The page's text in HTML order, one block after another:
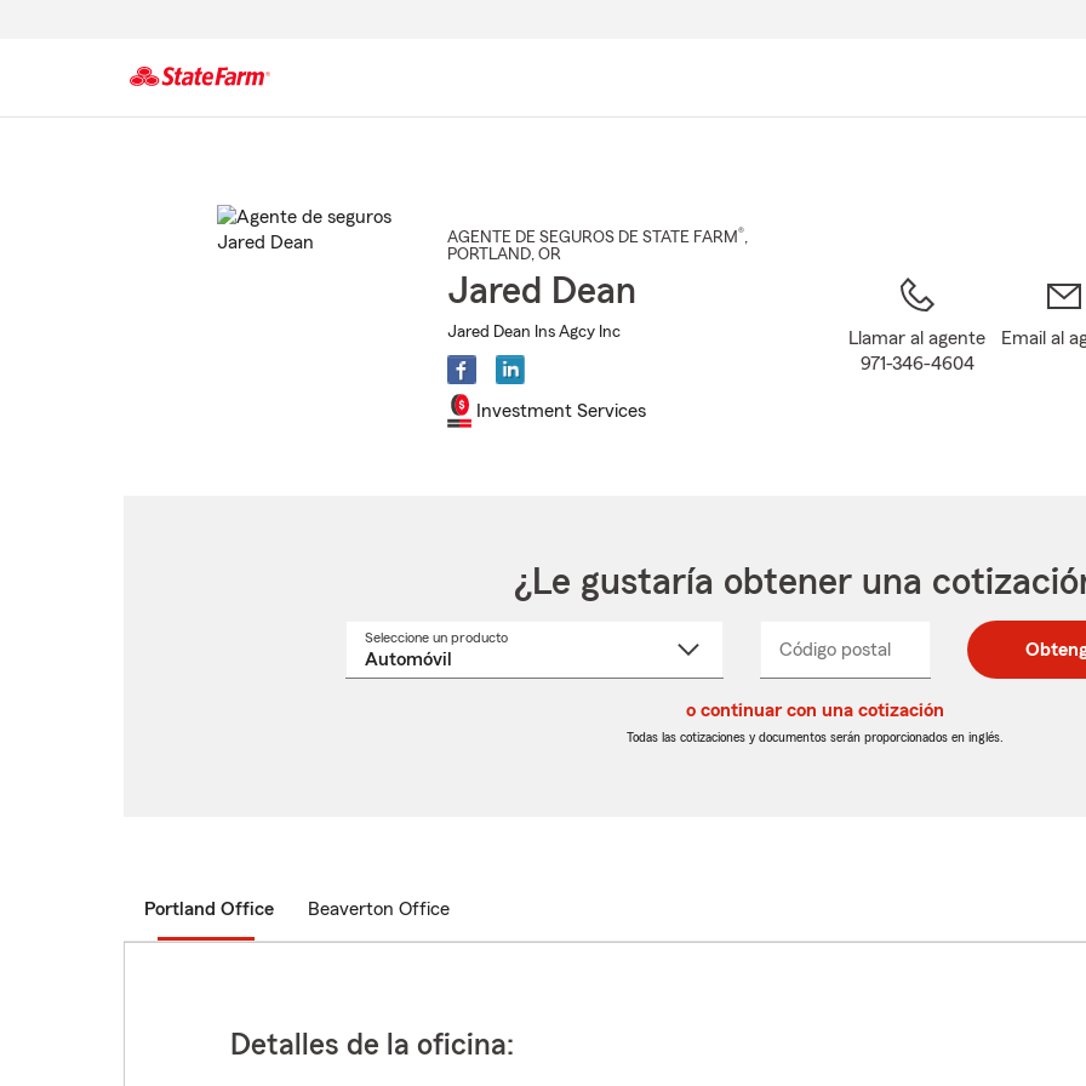
AGENTE DE SEGUROS DE STATE FARM®,
PORTLAND, OR
Jared Dean
Jared Dean Ins Agcy Inc
Investment Services
Llamar al agente
971-346-4604
Email al
¿Le gustaría obtener una
Seleccione un productoSeleccione
Código postal
postal
de
postal
de
_____
o continuar con una cotización
Todas las cotizaciones y documentos serán proporcionados en inglés.
Portland Office Beaverton Office
Detalles de la oficina: